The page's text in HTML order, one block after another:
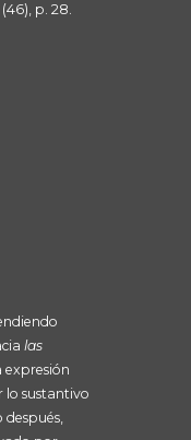
p. 28.
las
expresión
lo sustantivo
después,